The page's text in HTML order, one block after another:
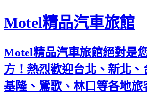
Motel精品汽車旅館
Motel精品汽車旅館絕對是
方！熱烈歡迎台北、新北、
基隆、鶯歌、林口等各地旅